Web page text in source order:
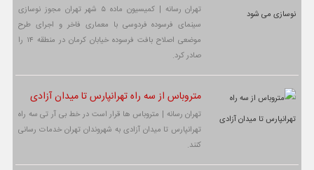
تهران رسانه | کمیسیون ماده ۵ شهر تهران مجوز نوسازی
سینمای فرسوده فردوسی با معماری فاخر و اجرای طرح
موضعی اصلاح بافت فرسوده خیابان کرمان در منطقه ۱۴ را
صادر کرد.
متروباس از سه راه تهرانپارس تا میدان آزادی
تهران رسانه | متروباس ها قرار است در خط بی آر تی سه راه
تهرانپارس تا میدان آزادی به شهروندان تهران خدمات رسانی
کنند.